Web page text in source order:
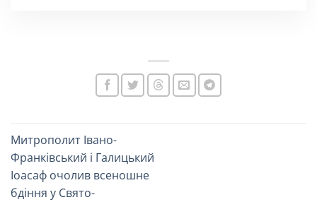
Митрополит Івано-
Франківський і Галицький
Іоасаф очолив всеношне
бдіння у Свято-